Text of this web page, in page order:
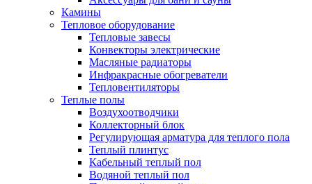
Камины
Тепловое оборудование
Тепловые завесы
Конвекторы электрические
Масляные радиаторы
Инфракрасные обогреватели
Тепловентиляторы
Теплые полы
Воздухоотводчики
Коллекторный блок
Регулирующая арматура для теплого пола
Теплый плинтус
Кабельный теплый пол
Водяной теплый пол